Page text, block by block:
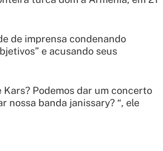
de imprensa condenando
e acusando seus
Kars? Podemos dar um concerto
nossa banda janissary? “, ele